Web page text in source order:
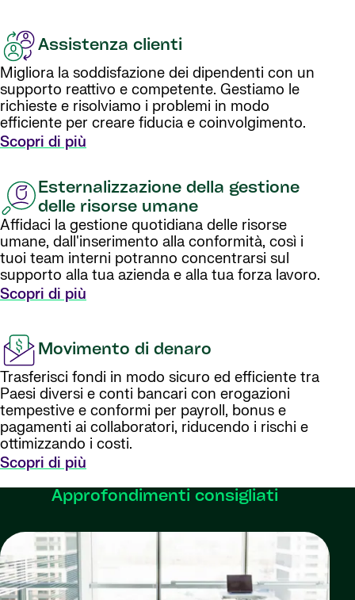
Assistenza clienti
Migliora la soddisfazione dei dipendenti con un
supporto reattivo e competente. Gestiamo le
richieste e risolviamo i problemi in modo
efficiente per creare fiducia e coinvolgimento.
Scopri di più
Esternalizzazione della gestione
delle risorse umane
Affidaci la gestione quotidiana delle risorse
umane, dall'inserimento alla conformità, così i
tuoi team interni potranno concentrarsi sul
supporto alla tua azienda e alla tua forza lavoro.
Scopri di più
Movimento di denaro
Trasferisci fondi in modo sicuro ed efficiente tra
Paesi diversi e conti bancari con erogazioni
tempestive e conformi per payroll, bonus e
pagamenti ai collaboratori, riducendo i rischi e
ottimizzando i costi.
Scopri di più
Approfondimenti consigliati